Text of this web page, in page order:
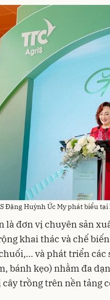
Đặng Huỳnh Ức My phát biểu
là đơn vị chuyên sản
khai thác và chế
và phát triển các
bánh kẹo) nhằm đa
trồng trên nền tảng